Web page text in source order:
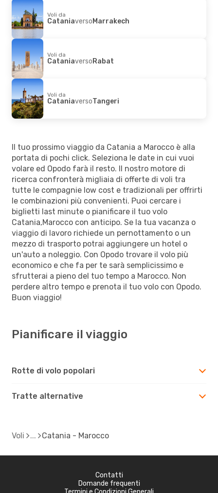
Voli da
CataniaversoMarrakech
Voli da
CataniaversoRabat
Voli da
CataniaversoTangeri
Il tuo prossimo viaggio da Catania a Marocco è alla
portata di pochi click. Seleziona le date in cui vuoi
volare ed Opodo farà il resto. Il nostro motore di
ricerca confronterà migliaia di offerte di voli tra
tutte le compagnie low cost e tradizionali per offrirti
le combinazioni più convenienti. Puoi cercare i
biglietti last minute o pianificare il tuo volo
Catania,Marocco con anticipo. Se la tua vacanza o
viaggio di lavoro richiede un pernottamento o un
mezzo di trasporto potrai aggiungere un hotel o
un'auto a noleggio. Con Opodo trovare il volo più
economico e che fa per te sarà semplicissimo e
sfrutterai a pieno del tuo tempo a Marocco. Non
perdere altro tempo e prenota il tuo volo con Opodo.
Buon viaggio!
Pianificare il viaggio
Rotte di volo popolari
Tratte alternative
Voli Catania - Marocco
Contatti
Domande frequenti